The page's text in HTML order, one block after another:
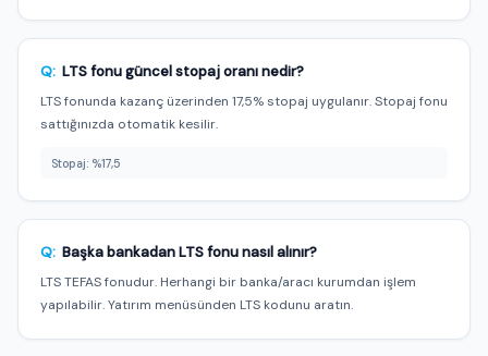
Q: LTS fonu güncel stopaj oranı nedir?
LTS fonunda kazanç üzerinden 17,5% stopaj uygulanır. Stopaj fonu
sattığınızda otomatik kesilir.
Stopaj: %17,5
Q: Başka bankadan LTS fonu nasıl alınır?
LTS TEFAS fonudur. Herhangi bir banka/aracı kurumdan işlem
yapılabilir. Yatırım menüsünden LTS kodunu aratın.